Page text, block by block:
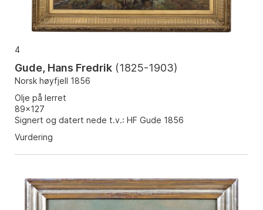
4
Gude, Hans Fredrik (1825-1903)
Norsk høyfjell 1856
Olje på lerret
89x127
Signert og datert nede t.v.: HF Gude 1856
Vurdering